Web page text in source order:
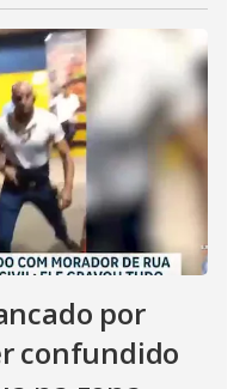
por
confundido